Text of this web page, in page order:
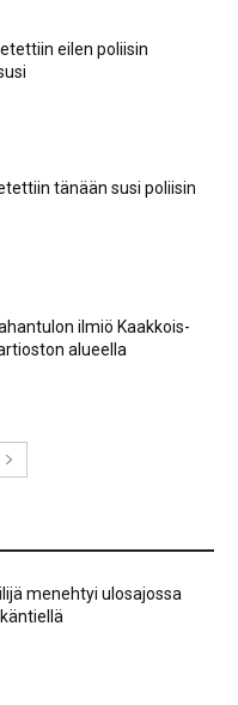
eilen poliisin
tänään susi poliisin
ilmiö Kaakkois-
alueella
menehtyi ulosajossa